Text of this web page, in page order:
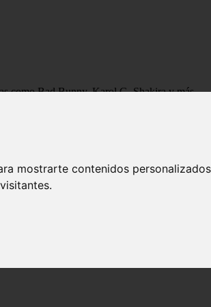
mostrarte contenidos
como Bad Bunny, Karol G, Shakira y más.